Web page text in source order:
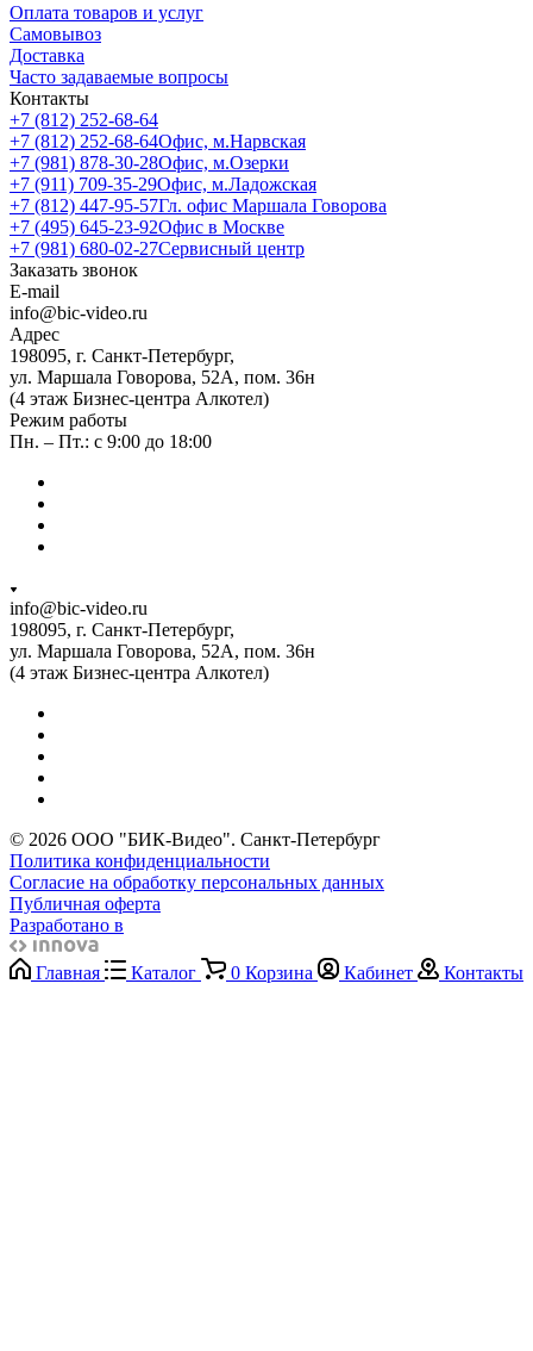
Оплата товаров и услуг
Самовывоз
Доставка
Часто задаваемые вопросы
Контакты
+7 (812) 252-68-64
+7 (812) 252-68-64Офис, м.Нарвская
+7 (981) 878-30-28Офис, м.Озерки
+7 (911) 709-35-29Офис, м.Ладожская
+7 (812) 447-95-57Гл. офис Маршала Говорова
+7 (495) 645-23-92Офис в Москве
+7 (981) 680-02-27Сервисный центр
Заказать звонок
E-mail
info@bic-video.ru
Адрес
198095, г. Санкт-Петербург,
ул. Маршала Говорова, 52А, пом. 36н
(4 этаж Бизнес-центра Алкотел)
Режим работы
Пн. – Пт.: с 9:00 до 18:00
info@bic-video.ru
198095, г. Санкт-Петербург,
ул. Маршала Говорова, 52А, пом. 36н
(4 этаж Бизнес-центра Алкотел)
© 2026 ООО "БИК-Видео". Санкт-Петербург
Политика конфиденциальности
Согласие на обработку персональных данных
Публичная оферта
Разработано в
Главная Каталог 0 Корзина Кабинет Контакты